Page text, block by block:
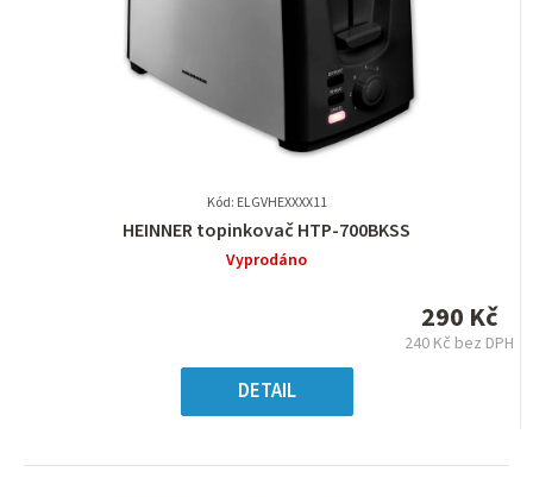
Kód: ELGVHEXXXX11
Průměrné
hodnocení
5
hvězdiček.
HEINNER topinkovač HTP-700BKSS
Vyprodáno
290 Kč
240 Kč bez DPH
DETAIL